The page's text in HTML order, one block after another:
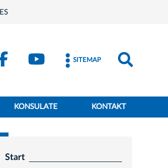
ES
SITEMAP
KONSULATE KONTAKT
Start